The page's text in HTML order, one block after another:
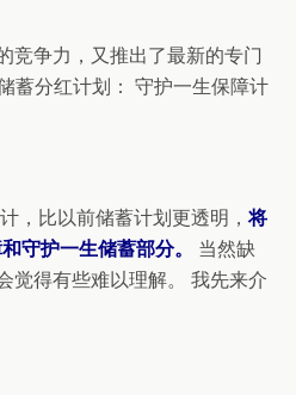
竞争力，又推出了最新的专门
蓄分红计划： 守护一生保障计
，比以前储蓄计划更透明，将
守护一生储蓄部分。
当然缺
觉得有些难以理解。 我先来介